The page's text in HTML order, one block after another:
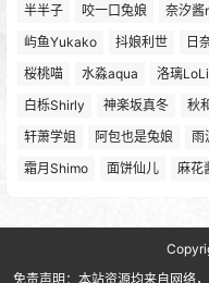
半半子
咬一口兔娘 奈汐酱
屿鱼Yukako
抖娘利世 日
桜桃喵
水淼aqua 洛璃
白栎Shirly
神楽坂真冬 秋
轩萧学姐
阿包也是兔娘 雨
霜月Shimo
面饼仙儿 麻花
免责声明：本站资源均来自网络